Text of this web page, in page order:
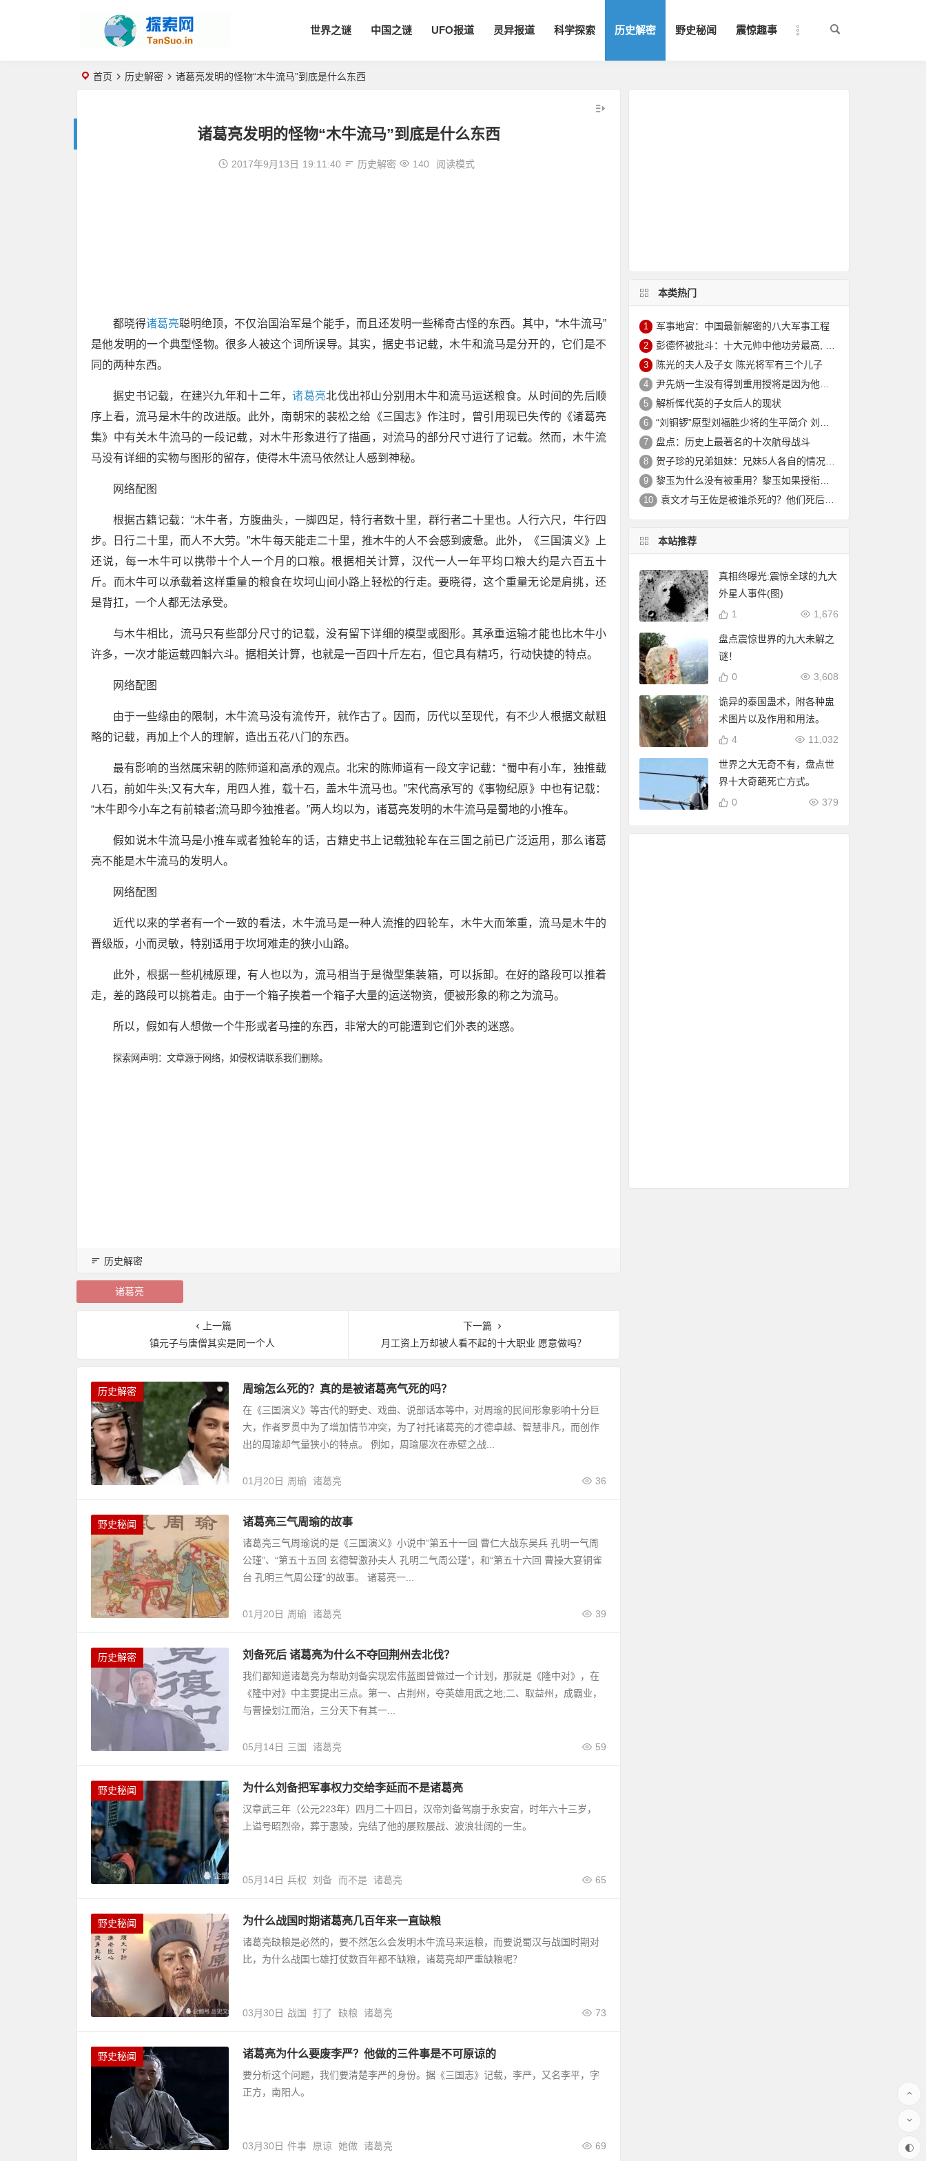
世界之谜 中国之谜 UFO报道 灵异报道 科学探索 历史解密 野史秘闻 震惊趣事
首页 历史解密 诸葛亮发明的怪物“木牛流马”到底是什么东西
诸葛亮发明的怪物“木牛流马”到底是什么东西
2017年9月13日 19:11:40 历史解密 140 阅读模式
都晓得诸葛亮聪明绝顶，不仅治国治军是个能手，而且还发明一些稀奇古怪的东西。其中，“木牛流马”
是他发明的一个典型怪物。很多人被这个词所误导。其实，据史书记载，木牛和流马是分开的，它们是不
同的两种东西。
据史书记载，在建兴九年和十二年，诸葛亮北伐出祁山分别用木牛和流马运送粮食。从时间的先后顺
序上看，流马是木牛的改进版。此外，南朝宋的裴松之给《三国志》作注时，曾引用现已失传的《诸葛亮
集》中有关木牛流马的一段记载，对木牛形象进行了描画，对流马的部分尺寸进行了记载。然而，木牛流
马没有详细的实物与图形的留存，使得木牛流马依然让人感到神秘。
网络配图
根据古籍记载：“木牛者，方腹曲头，一脚四足，特行者数十里，群行者二十里也。人行六尺，牛行四
步。日行二十里，而人不大劳。”木牛每天能走二十里，推木牛的人不会感到疲惫。此外，《三国演义》上
还说，每一木牛可以携带十个人一个月的口粮。根据相关计算，汉代一人一年平均口粮大约是六百五十
斤。而木牛可以承载着这样重量的粮食在坎坷山间小路上轻松的行走。要晓得，这个重量无论是肩挑，还
是背扛，一个人都无法承受。
与木牛相比，流马只有些部分尺寸的记载，没有留下详细的模型或图形。其承重运输才能也比木牛小
许多，一次才能运载四斛六斗。据相关计算，也就是一百四十斤左右，但它具有精巧，行动快捷的特点。
网络配图
由于一些缘由的限制，木牛流马没有流传开，就作古了。因而，历代以至现代，有不少人根据文献粗
略的记载，再加上个人的理解，造出五花八门的东西。
最有影响的当然属宋朝的陈师道和高承的观点。北宋的陈师道有一段文字记载：“蜀中有小车，独推载
八石，前如牛头;又有大车，用四人推，载十石，盖木牛流马也。”宋代高承写的《事物纪原》中也有记载：
“木牛即今小车之有前辕者;流马即今独推者。”两人均以为，诸葛亮发明的木牛流马是蜀地的小推车。
假如说木牛流马是小推车或者独轮车的话，古籍史书上记载独轮车在三国之前已广泛运用，那么诸葛
亮不能是木牛流马的发明人。
网络配图
近代以来的学者有一个一致的看法，木牛流马是一种人流推的四轮车，木牛大而笨重，流马是木牛的
晋级版，小而灵敏，特别适用于坎坷难走的狭小山路。
此外，根据一些机械原理，有人也以为，流马相当于是微型集装箱，可以拆卸。在好的路段可以推着
走，差的路段可以挑着走。由于一个箱子挨着一个箱子大量的运送物资，便被形象的称之为流马。
所以，假如有人想做一个牛形或者马撞的东西，非常大的可能遭到它们外表的迷惑。
探索网声明：文章源于网络，如侵权请联系我们删除。
历史解密
诸葛亮
上一篇
镇元子与唐僧其实是同一个人
下一篇
月工资上万却被人看不起的十大职业 愿意做吗？
历史解密 周瑜怎么死的？真的是被诸葛亮气死的吗？
在《三国演义》等古代的野史、戏曲、说部话本等中，对周瑜的民间形象影响十分巨
大，作者罗贯中为了增加情节冲突，为了衬托诸葛亮的才德卓越、智慧非凡，而创作
出的周瑜却气量狭小的特点。 例如，周瑜屡次在赤壁之战...
01月20日 36
周瑜 诸葛亮
野史秘闻 诸葛亮三气周瑜的故事
诸葛亮三气周瑜说的是《三国演义》小说中“第五十一回 曹仁大战东吴兵 孔明一气周
公瑾”、“第五十五回 玄德智激孙夫人 孔明二气周公瑾”，和“第五十六回 曹操大宴铜雀
台 孔明三气周公瑾”的故事。 诸葛亮一...
01月20日 39
周瑜 诸葛亮
历史解密 刘备死后 诸葛亮为什么不夺回荆州去北伐？
我们都知道诸葛亮为帮助刘备实现宏伟蓝图曾做过一个计划，那就是《隆中对》，在
《隆中对》中主要提出三点。第一、占荆州，夺英雄用武之地;二、取益州，成霸业，
与曹操划江而治，三分天下有其一...
05月14日 59
三国 诸葛亮
野史秘闻 为什么刘备把军事权力交给李延而不是诸葛亮
汉章武三年（公元223年）四月二十四日，汉帝刘备驾崩于永安宫，时年六十三岁，
上谥号昭烈帝，葬于惠陵，完结了他的屡败屡战、波浪壮阔的一生。
05月14日 65
兵权 刘备 而不是 诸葛亮
野史秘闻 为什么战国时期诸葛亮几百年来一直缺粮
诸葛亮缺粮是必然的，要不然怎么会发明木牛流马来运粮，而要说蜀汉与战国时期对
比，为什么战国七雄打仗数百年都不缺粮，诸葛亮却严重缺粮呢？
03月30日 73
战国 打了 缺粮 诸葛亮
野史秘闻 诸葛亮为什么要废李严？他做的三件事是不可原谅的
要分析这个问题，我们要清楚李严的身份。据《三国志》记载，李严，又名李平，字
正方，南阳人。
03月30日 69
件事 原谅 她做 诸葛亮
本类热门
1 军事地宫：中国最新解密的八大军事工程
2 彭德怀被批斗：十大元帅中他功劳最高, 却被批斗最惨8年囚禁生活
3 陈光的夫人及子女 陈光将军有三个儿子
4 尹先炳一生没有得到重用授将是因为他个人方面有生活作风问题？
5 解析恽代英的子女后人的现状
6 “刘铜锣”原型刘福胜少将的生平简介 刘福胜的老婆是谁？
7 盘点：历史上最著名的十次航母战斗
8 贺子珍的兄弟姐妹：兄妹5人各自的情况介绍
9 黎玉为什么没有被重用？黎玉如果授衔会是什么军衔？
10 袁文才与王佐是被谁杀死的？他们死后其后代情况如何？
本站推荐
真相终曝光:震惊全球的九大
外星人事件(图)
1,676
1
盘点震惊世界的九大未解之
谜！
3,608
0
诡异的泰国蛊术，附各种盅
术图片以及作用和用法。
11,032
4
世界之大无奇不有，盘点世
界十大奇葩死亡方式。
379
0